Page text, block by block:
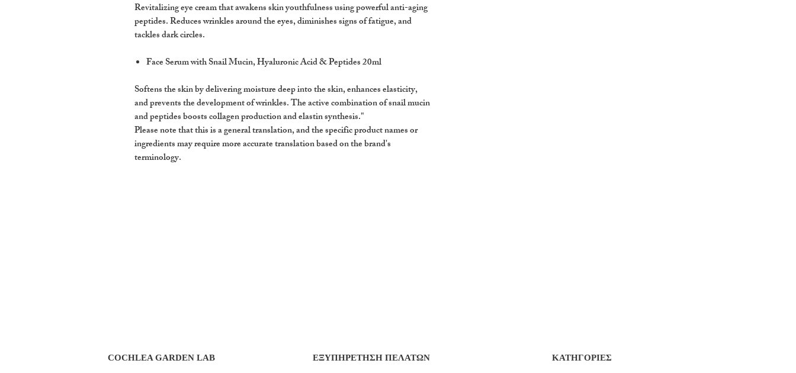
Revitalizing eye cream that awakens skin youthfulness using powerful anti-aging
peptides. Reduces wrinkles around the eyes, diminishes signs of fatigue, and
tackles dark circles.
Face Serum with Snail Mucin, Hyaluronic Acid & Peptides 20ml
Softens the skin by delivering moisture deep into the skin, enhances elasticity,
and prevents the development of wrinkles. The active combination of snail mucin
and peptides boosts collagen production and elastin synthesis."
Please note that this is a general translation, and the specific product names or
ingredients may require more accurate translation based on the brand's
terminology.
COCHLEA GARDEN LAB ΕΞΥΠΗΡΕΤΗΣΗ ΠΕΛΑΤΩΝ ΚΑΤΗΓΟΡΙΕΣ